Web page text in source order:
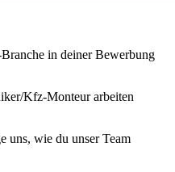
in deiner Bewerbung
Kfz-Monteur arbeiten
uns, wie du unser Team